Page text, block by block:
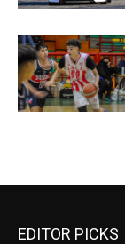
EDITOR PICKS